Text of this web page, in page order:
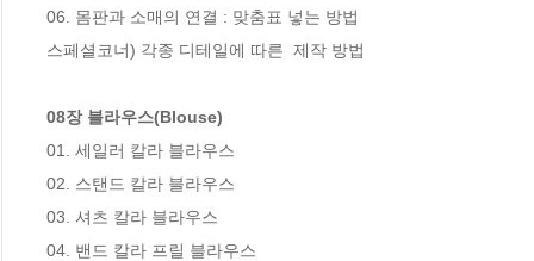
06. 몸판과 소매의 연결 : 맞춤표 넣는 방법
스페셜코너) 각종 디테일에 따른  제작 방법
08장 블라우스(Blouse)
01. 세일러 칼라 블라우스
02. 스탠드 칼라 블라우스
03. 셔츠 칼라 블라우스
04. 밴드 칼라 프릴 블라우스